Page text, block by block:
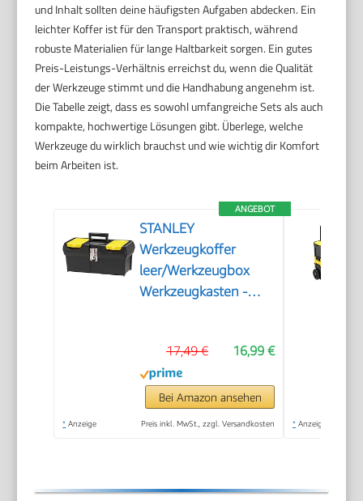
und Inhalt sollten deine häufigsten Aufgaben abdecken. Ein
leichter Koffer ist für den Transport praktisch, während
robuste Materialien für lange Haltbarkeit sorgen. Ein gutes
Preis-Leistungs-Verhältnis erreichst du, wenn die Qualität
der Werkzeuge stimmt und die Handhabung angenehm ist.
Die Tabelle zeigt, dass es sowohl umfangreiche Sets als auch
kompakte, hochwertige Lösungen gibt. Überlege, welche
Werkzeuge du wirklich brauchst und wie wichtig dir Komfort
beim Arbeiten ist.
ANGEBOT
STANLEY
Werkzeugkoffer
leer/Werkzeugbox
Werkzeugkasten -
herausnehmbarer
Ablage, zwei
Organizern,
Metallschließen,
16,99 €
17,49 €
Bei Amazon ansehen
* Anzeige Preis inkl. MwSt., zzgl. Versandkosten * Anzeige